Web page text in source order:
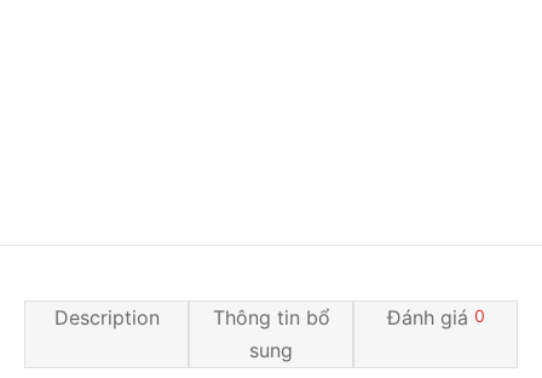
Description
Thông tin bổ
sung
Đánh giá 0